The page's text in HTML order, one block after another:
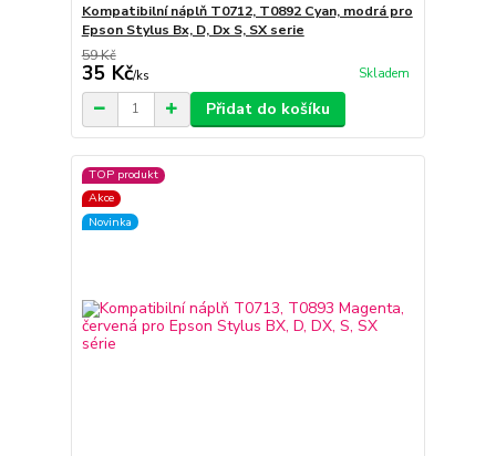
Kompatibilní náplň T0712, T0892 Cyan, modrá pro
Epson Stylus Bx, D, Dx S, SX serie
59 Kč
35 Kč/ks Skladem
Přidat do košíku
TOP produkt
Akce
Novinka